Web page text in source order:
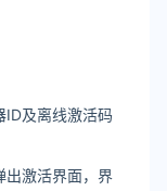
ID及离线激活码
出激活界面，界